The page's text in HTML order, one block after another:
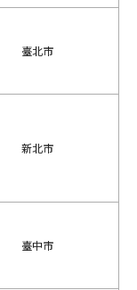
臺北市
新北市
臺中市